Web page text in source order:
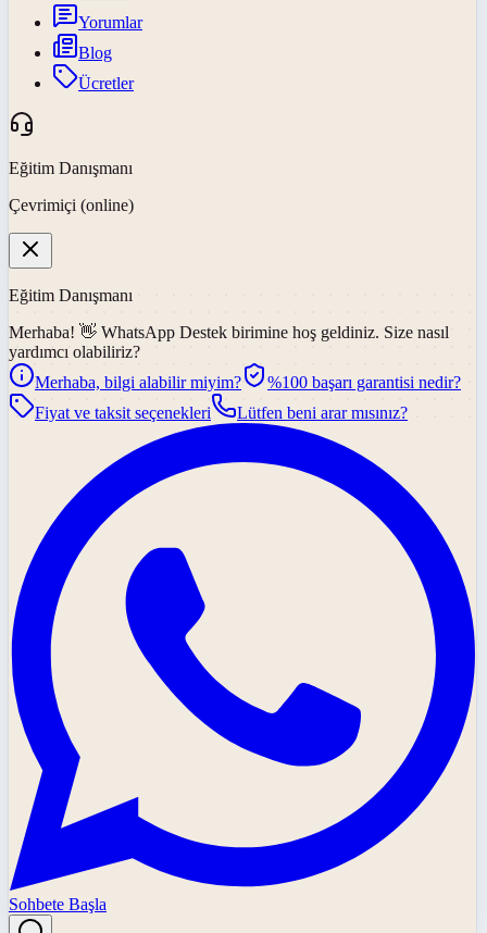
Yorumlar
Blog
Ücretler
Eğitim Danışmanı
Çevrimiçi (online)
Eğitim Danışmanı
Merhaba! 👋 WhatsApp Destek birimine hoş geldiniz. Size nasıl
yardımcı olabiliriz?
Merhaba, bilgi alabilir miyim?
%100 başarı garantisi nedir?
Fiyat ve taksit seçenekleri
Lütfen beni arar mısınız?
Sohbete Başla